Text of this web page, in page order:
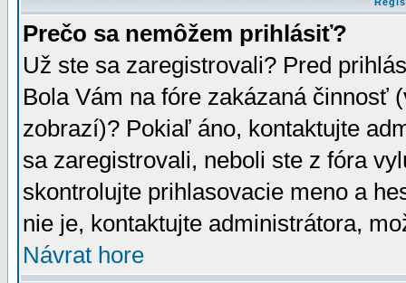
Prečo sa nemôžem prihlásiť?
Už ste sa zaregistrovali? Pred
Bola Vám na fóre zakázaná činnosť
zobrazí)? Pokiaľ áno, kontaktujte
sa zaregistrovali, neboli ste z fóra
skontrolujte prihlasovacie meno a
nie je, kontaktujte administrátora,
Návrat hore